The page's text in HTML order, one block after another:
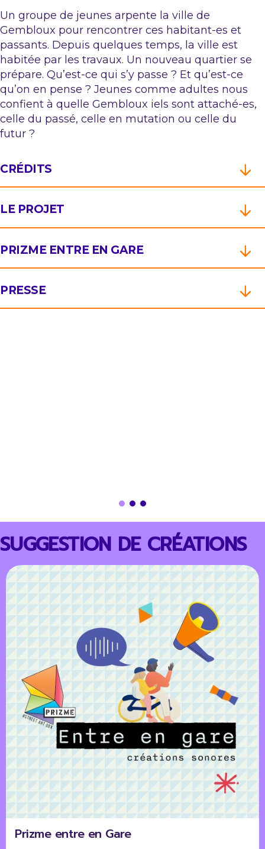
Un groupe de jeunes arpente la ville de
Gembloux pour rencontrer ces habitant-es et
passants. Depuis quelques temps, la ville est
habitée par les travaux. Un nouveau quartier se
prépare. Qu’est-ce qui s’y passe ? Et qu’est-ce
qu’on en pense ? Jeunes comme adultes nous
confient à quelle Gembloux iels sont attaché-es,
celle du passé, celle en mutation ou celle du
futur ?
CRÉDITS
LE PROJET
PRIZME ENTRE EN GARE
PRESSE
SUGGESTION DE CRÉATIONS
Prizme entre en Gare